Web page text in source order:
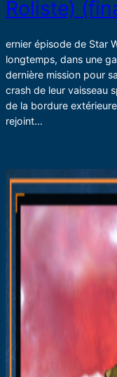
Roliste)
ernier épisode de Star
longtemps, dans une
dernière mission pour
crash de leur vaisseau
de la bordure
rejoint…